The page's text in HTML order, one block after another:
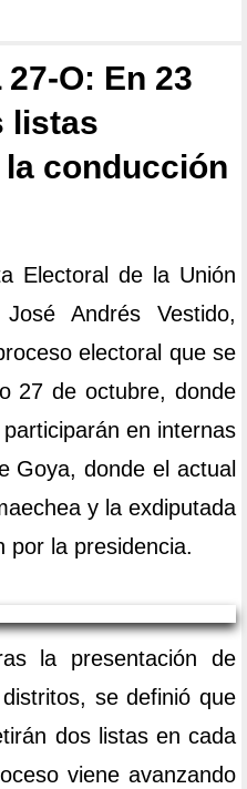
27-O: En 23
listas
conducción
Electoral de la Unión
Andrés Vestido,
electoral que se
27 de octubre, donde
en internas
Goya, donde el actual
y la exdiputada
por la presidencia.
la presentación de
se definió que
dos listas en cada
viene avanzando